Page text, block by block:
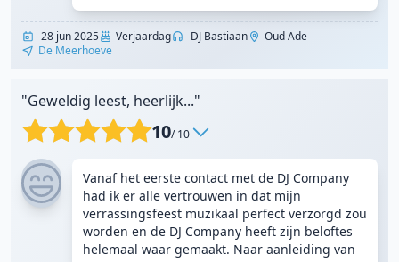
28 jun 2025 Verjaardag DJ Bastiaan
Oud Ade
De Meerhoeve
"Geweldig leest, heerlijk..."
10/ 10
Vanaf het eerste contact met de DJ Company
had ik er alle vertrouwen in dat mijn
verrassingsfeest muzikaal perfect verzorgd zou
worden en de DJ Company heeft zijn beloftes
helemaal waar gemaakt. Naar aanleiding van